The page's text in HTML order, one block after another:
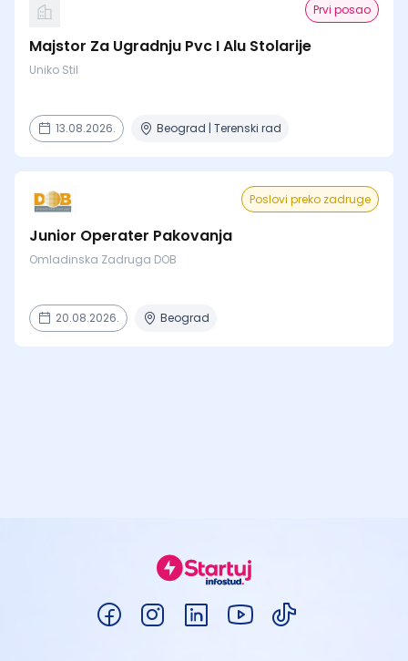
Prvi posao
Majstor Za Ugradnju Pvc I Alu Stolarije
Uniko Stil
13.08.2026. Beograd | Terenski rad
Poslovi preko zadruge
Junior Operater Pakovanja
Omladinska Zadruga DOB
20.08.2026. Beograd